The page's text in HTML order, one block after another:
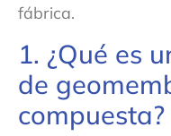
fábrica.
1. ¿Qué es
de
compuesta?